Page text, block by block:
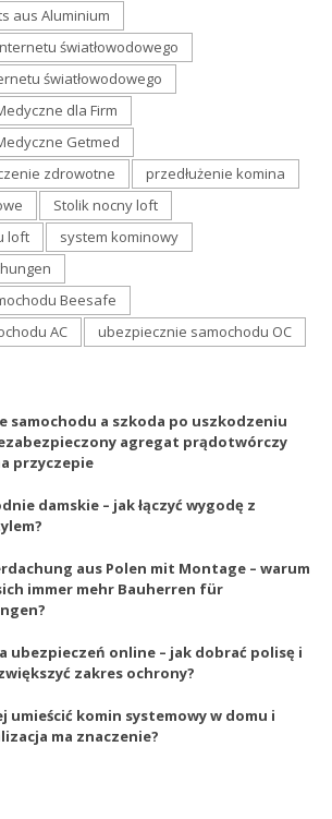
aus Aluminium
światłowodowego
światłowodowego
dla Firm
Getmed
zdrowotne
przedłużenie komina
Stolik nocny loft
loft
system kominowy
Beesafe
AC
ubezpiecznie samochodu OC
samochodu a szkoda po uszkodzeniu
agregat prądotwórczy
przyczepie
damskie – jak łączyć wygodę z
aus Polen mit Montage – warum
immer mehr Bauherren für
ubezpieczeń online – jak dobrać polisę i
zakres ochrony?
umieścić komin systemowy w domu i
ma znaczenie?